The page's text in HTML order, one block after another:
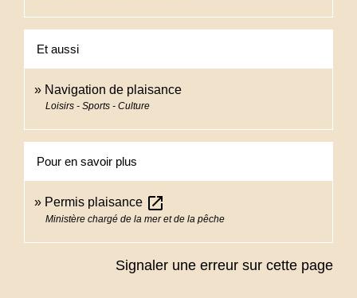
Et aussi
Navigation de plaisance
Loisirs - Sports - Culture
Pour en savoir plus
Permis plaisance open_in_new
Ministère chargé de la mer et de la pêche
Signaler une erreur sur cette page